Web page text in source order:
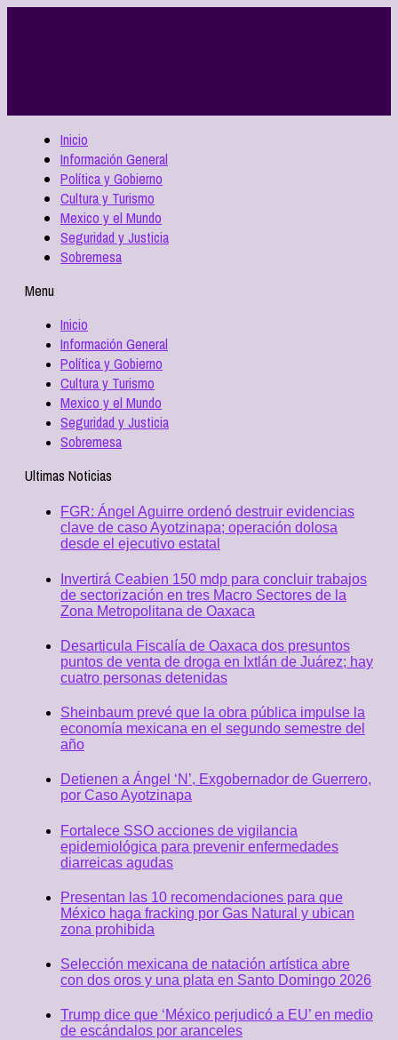
Inicio
Información General
Política y Gobierno
Cultura y Turismo
Mexico y el Mundo
Seguridad y Justicia
Sobremesa
Menu
Inicio
Información General
Política y Gobierno
Cultura y Turismo
Mexico y el Mundo
Seguridad y Justicia
Sobremesa
Ultimas Noticias
FGR: Ángel Aguirre ordenó destruir evidencias
clave de caso Ayotzinapa; operación dolosa
desde el ejecutivo estatal
Invertirá Ceabien 150 mdp para concluir trabajos
de sectorización en tres Macro Sectores de la
Zona Metropolitana de Oaxaca
Desarticula Fiscalía de Oaxaca dos presuntos
puntos de venta de droga en Ixtlán de Juárez; hay
cuatro personas detenidas
Sheinbaum prevé que la obra pública impulse la
economía mexicana en el segundo semestre del
año
Detienen a Ángel ‘N’, Exgobernador de Guerrero,
por Caso Ayotzinapa
Fortalece SSO acciones de vigilancia
epidemiológica para prevenir enfermedades
diarreicas agudas
Presentan las 10 recomendaciones para que
México haga fracking por Gas Natural y ubican
zona prohibida
Selección mexicana de natación artística abre
con dos oros y una plata en Santo Domingo 2026
Trump dice que ‘México perjudicó a EU’ en medio
de escándalos por aranceles